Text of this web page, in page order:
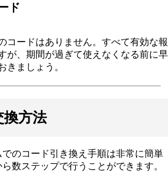
ド
コードはありません。すべて有効な報
が、期間が過ぎて使えなくなる前に早
きましょう。
換方法
のコード引き換え手順は非常に簡単
数ステップで行うことができます。